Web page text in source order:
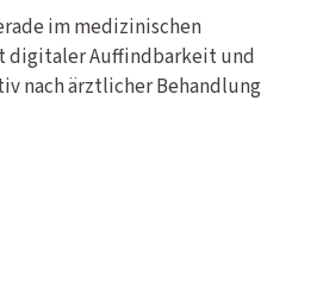
im medizinischen
digitaler Auffindbarkeit und
nach ärztlicher Behandlung